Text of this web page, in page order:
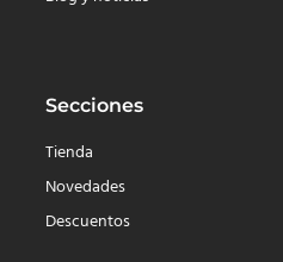
Secciones
Tienda
Novedades
Descuentos